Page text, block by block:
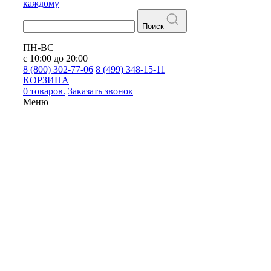
каждому
Поиск
ПН-ВС
с 10:00 до 20:00
8 (800) 302-77-06 8 (499) 348-15-11
КОРЗИНА
0 товаров. Заказать звонок
Меню